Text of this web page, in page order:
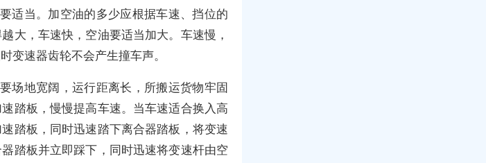
适当。加空油的多少应根据车速、挡位的
大，车速快，空油要适当加大。车速慢，
变速器齿轮不会产生撞车声。
场地宽阔，运行距离长，所搬运货物牢固
踏板，慢慢提高车速。当车速适合换入高
踏板，同时迅速踏下离合器踏板，将变速
踏板并立即踩下，同时迅速将变速杆由空